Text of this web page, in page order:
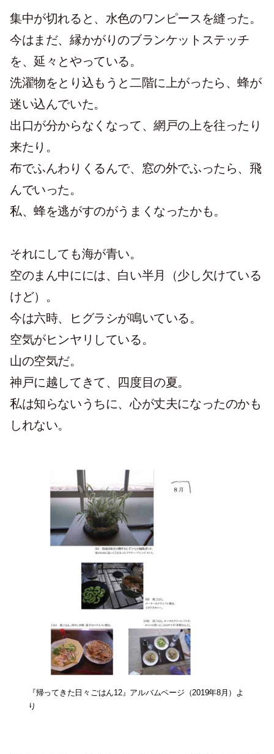
集中が切れると、水色のワンピースを縫った。
今はまだ、縁かがりのブランケットステッチ
を、延々とやっている。
洗濯物をとり込もうと二階に上がったら、蜂が
迷い込んでいた。
出口が分からなくなって、網戸の上を往ったり
来たり。
布でふんわりくるんで、窓の外でふったら、飛
んでいった。
私、蜂を逃がすのがうまくなったかも。
それにしても海が青い。
空のまん中にには、白い半月（少し欠けている
けど）。
今は六時、ヒグラシが鳴いている。
空気がヒンヤリしている。
山の空気だ。
神戸に越してきて、四度目の夏。
私は知らないうちに、心が丈夫になったのかも
しれない。
『帰ってきた日々ごはん12』アルバムページ（2019年8月）よ
り